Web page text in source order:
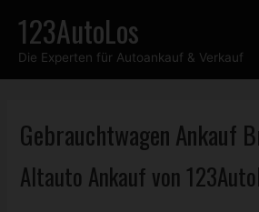
Inhalt
springen
123AutoLos
Die Experten für Autoankauf & Verkauf
GebrauchtwagenAnkauf
Altauto Ankauf von